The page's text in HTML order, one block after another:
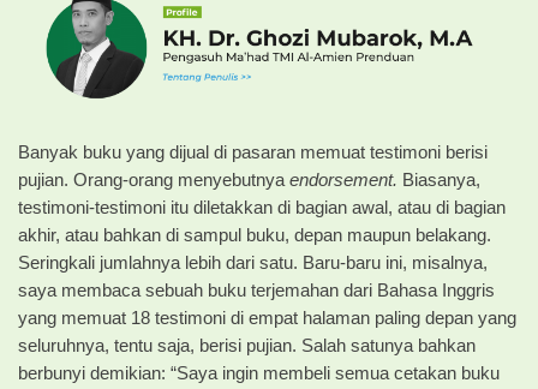
Banyak buku yang dijual di pasaran memuat testimoni berisi
pujian. Orang-orang menyebutnya endorsement. Biasanya,
testimoni-testimoni itu diletakkan di bagian awal, atau di bagian
akhir, atau bahkan di sampul buku, depan maupun belakang.
Seringkali jumlahnya lebih dari satu. Baru-baru ini, misalnya,
saya membaca sebuah buku terjemahan dari Bahasa Inggris
yang memuat 18 testimoni di empat halaman paling depan yang
seluruhnya, tentu saja, berisi pujian. Salah satunya bahkan
berbunyi demikian: “Saya ingin membeli semua cetakan buku